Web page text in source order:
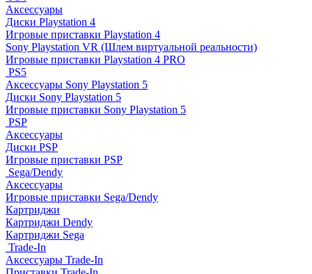
Аксессуары
Диски Playstation 4
Игровые приставки Playstation 4
Sony Playstation VR (Шлем виртуальной реальности)
Игровые приставки Playstation 4 PRO
PS5
Аксессуары Sony Playstation 5
Диски Sony Playstation 5
Игровые приставки Sony Playstation 5
PSP
Аксессуары
Диски PSP
Игровые приставки PSP
Sega/Dendy
Аксессуары
Игровые приставки Sega/Dendy
Картриджи
Картриджи Dendy
Картриджи Sega
Trade-In
Аксессуары Trade-In